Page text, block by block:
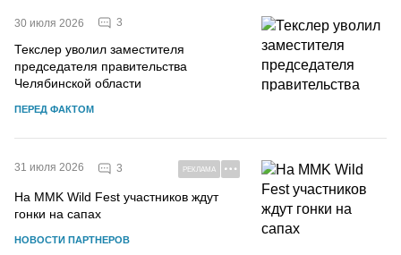
30 июля 2026 3
Текслер уволил заместителя
председателя правительства
Челябинской области
ПЕРЕД ФАКТОМ
31 июля 2026 3 РЕКЛАМА
На MMK Wild Fest участников ждут
гонки на сапах
НОВОСТИ ПАРТНЕРОВ